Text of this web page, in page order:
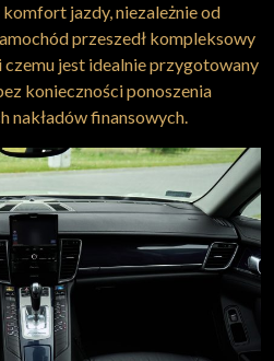
jazdy, niezależnie od
przeszedł kompleksowy
jest idealnie przygotowany
konieczności ponoszenia
finansowych.